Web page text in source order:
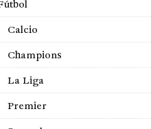
Calcio
Champions
La Liga
Premier